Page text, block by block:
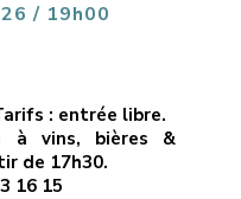
/ 19h00
: entrée libre.
à vins, bières &
de 17h30.
16 15